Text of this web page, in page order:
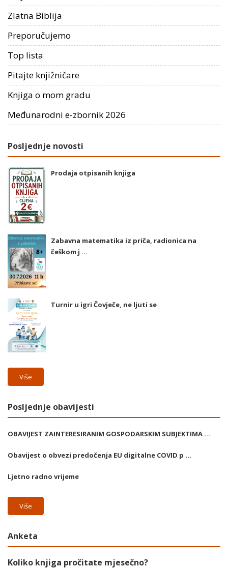
Zlatna Biblija
Preporučujemo
Top lista
Pitajte knjižničare
Knjiga o mom gradu
Međunarodni e-zbornik 2026
Posljednje novosti
Prodaja otpisanih knjiga
Zabavna matematika iz priča, radionica na
češkom j ...
Turnir u igri Čovječe, ne ljuti se
Više
Posljednje obavijesti
OBAVIJEST ZAINTERESIRANIM GOSPODARSKIM SUBJEKTIMA ...
Obavijest o obvezi predočenja EU digitalne COVID p ...
Ljetno radno vrijeme
Više
Anketa
Koliko knjiga pročitate mjesečno?